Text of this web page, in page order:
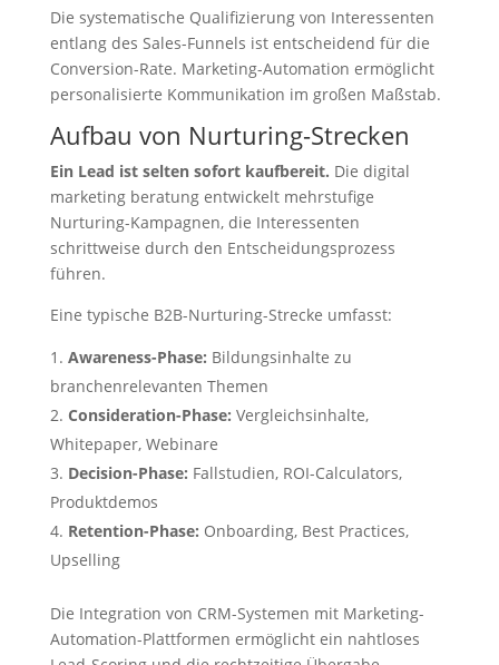
Die systematische Qualifizierung von Interessenten
entlang des Sales-Funnels ist entscheidend für die
Conversion-Rate. Marketing-Automation ermöglicht
personalisierte Kommunikation im großen Maßstab.
Aufbau von Nurturing-Strecken
Ein Lead ist selten sofort kaufbereit. Die digital
marketing beratung entwickelt mehrstufige
Nurturing-Kampagnen, die Interessenten
schrittweise durch den Entscheidungsprozess
führen.
Eine typische B2B-Nurturing-Strecke umfasst:
Awareness-Phase: Bildungsinhalte zu
branchenrelevanten Themen
Consideration-Phase: Vergleichsinhalte,
Whitepaper, Webinare
Decision-Phase: Fallstudien, ROI-Calculators,
Produktdemos
Retention-Phase: Onboarding, Best Practices,
Upselling
Die Integration von CRM-Systemen mit Marketing-
Automation-Plattformen ermöglicht ein nahtloses